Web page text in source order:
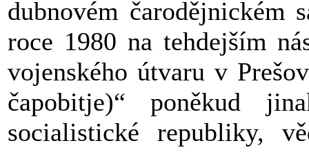
dubnovém čarodějnickém
roce 1980 na tehdejším
vojenského útvaru v
čapobitje)“ poněkud
socialistické republiky,